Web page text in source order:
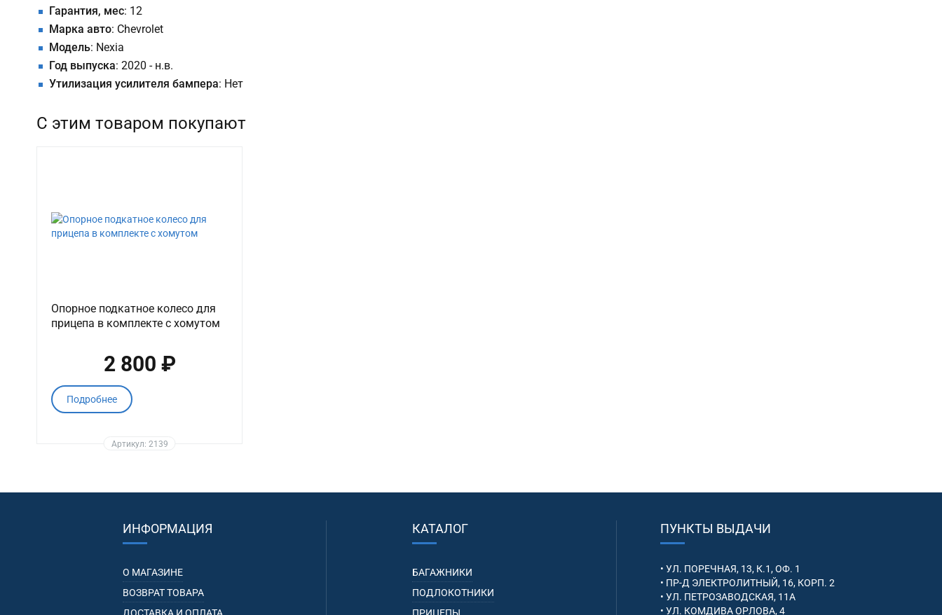
Гарантия, мес: 12
Марка авто: Chevrolet
Модель: Nexia
Год выпуска: 2020 - н.в.
Утилизация усилителя бампера: Нет
С этим товаром покупают
Опорное подкатное колесо для
прицепа в комплекте с хомутом
2 800 ₽
Подробнее
Артикул: 2139
ИНФОРМАЦИЯ
О МАГАЗИНЕ
ВОЗВРАТ ТОВАРА
КАТАЛОГ
БАГАЖНИКИ
ПОДЛОКОТНИКИ
ПУНКТЫ ВЫДАЧИ
• УЛ. ПОРЕЧНАЯ, 13, К.1, ОФ. 1
• ПР-Д ЭЛЕКТРОЛИТНЫЙ, 16, КОРП. 2
• УЛ. ПЕТРОЗАВОДСКАЯ, 11А
• УЛ. КОМДИВА ОРЛОВА, 4